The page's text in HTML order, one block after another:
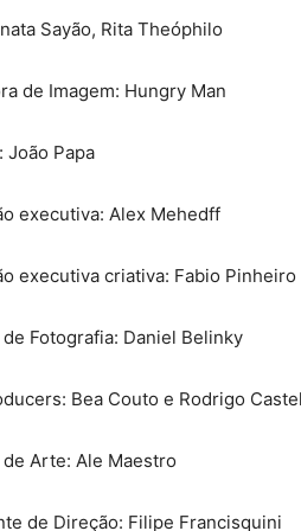
Sayão, Rita Theóphilo
de Imagem: Hungry Man
João Papa
executiva: Alex Mehedff
executiva criativa: Fabio Pinheiro
Fotografia: Daniel Belinky
Bea Couto e Rodrigo
Arte: Ale Maestro
de Direção: Filipe Francisquini